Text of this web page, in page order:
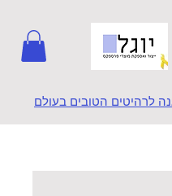
לרהיטים הטובים בעולם